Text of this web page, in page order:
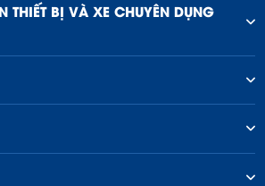
THIẾT BỊ VÀ XE CHUYÊN DỤNG